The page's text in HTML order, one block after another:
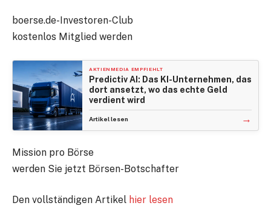
boerse.de-Investoren-Club
kostenlos Mitglied werden
AKTIENMEDIA EMPFIEHLT
Predictiv AI: Das KI-Unternehmen, das
dort ansetzt, wo das echte Geld
verdient wird
Artikel lesen →
Mission pro Börse
werden Sie jetzt Börsen-Botschafter
Den vollständigen Artikel hier lesen